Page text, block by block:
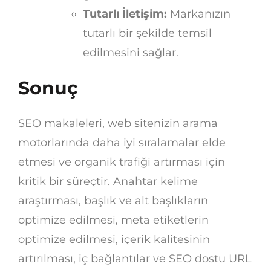
Tutarlı İletişim: Markanızın
tutarlı bir şekilde temsil
edilmesini sağlar.
Sonuç
SEO makaleleri, web sitenizin arama
motorlarında daha iyi sıralamalar elde
etmesi ve organik trafiği artırması için
kritik bir süreçtir. Anahtar kelime
araştırması, başlık ve alt başlıkların
optimize edilmesi, meta etiketlerin
optimize edilmesi, içerik kalitesinin
artırılması, iç bağlantılar ve SEO dostu URL